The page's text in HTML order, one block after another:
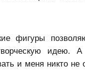
фигуры
идею.
и меня никто не